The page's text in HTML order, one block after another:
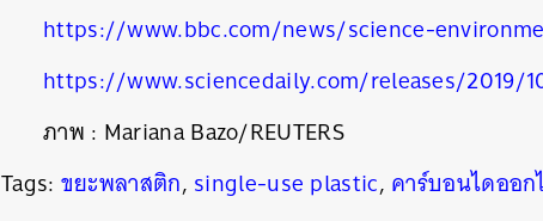
https://www.bbc.com/news/science-
https://www.sciencedaily.com/releases/2019/
ภาพ : Mariana Bazo/REUTERS
Tags: ขยะพลาสติก, single-use plastic, คาร์บอนไดออ
ค้นหา
SHARE